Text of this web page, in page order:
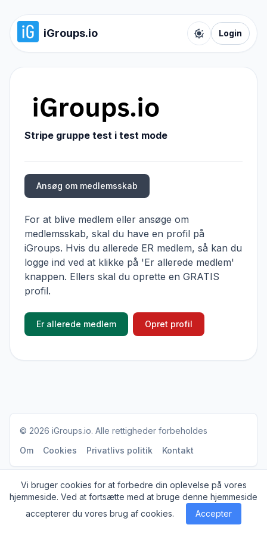
iGroups.io
Toggle color
Login
Stripe gruppe test i test mode
Ansøg om medlemsskab
For at blive medlem eller ansøge om
medlemsskab, skal du have en profil på
iGroups. Hvis du allerede ER medlem, så kan du
logge ind ved at klikke på 'Er allerede medlem'
knappen. Ellers skal du oprette en GRATIS
profil.
Er allerede medlem Opret profil
© 2026 iGroups.io. Alle rettigheder forbeholdes
Om
Cookies Privatlivs politik Kontakt
Vi bruger cookies for at forbedre din oplevelse på vores
hjemmeside. Ved at fortsætte med at bruge denne hjemmeside
accepterer du vores brug af cookies.
Accepter